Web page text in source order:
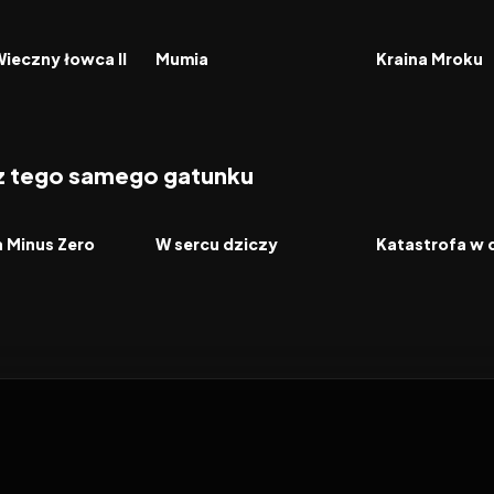
łowca II FILM
Mumia FILM
Kraina Mroku
tego samego gatunku
Minus Zero FILM
W sercu dziczy FILM
Katastrofa w